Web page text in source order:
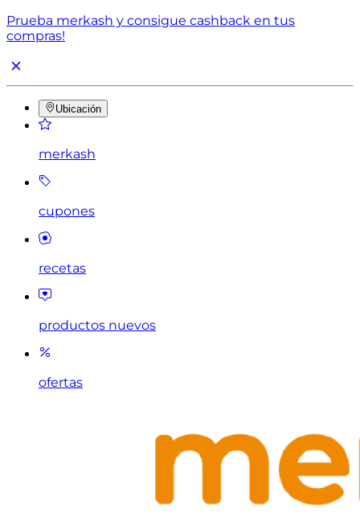
Prueba merkash y consigue cashback en tus
compras!
Ubicación
merkash
cupones
recetas
productos nuevos
ofertas